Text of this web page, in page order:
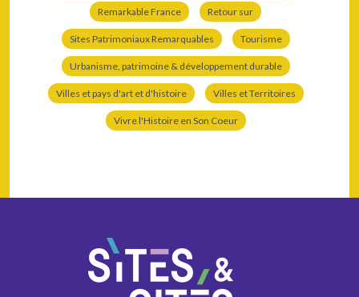
Remarkable France Retour sur
Sites Patrimoniaux Remarquables Tourisme
Urbanisme, patrimoine & développement durable
Villes et pays d'art et d'histoire Villes et Territoires
Vivre l'Histoire en Son Coeur